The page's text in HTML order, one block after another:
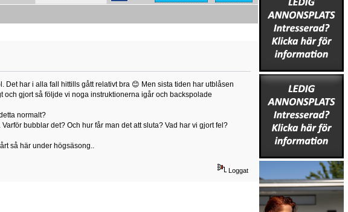
har i alla fall hittills gått relativt bra 😊 Men sista tiden har utblåsen
gjort så följde vi noga instruktionerna igår och backspolade
normalt?
bubblar det? Och hur får man det att sluta? Vad har vi gjort fel?
så här under högsäsong..
Loggat